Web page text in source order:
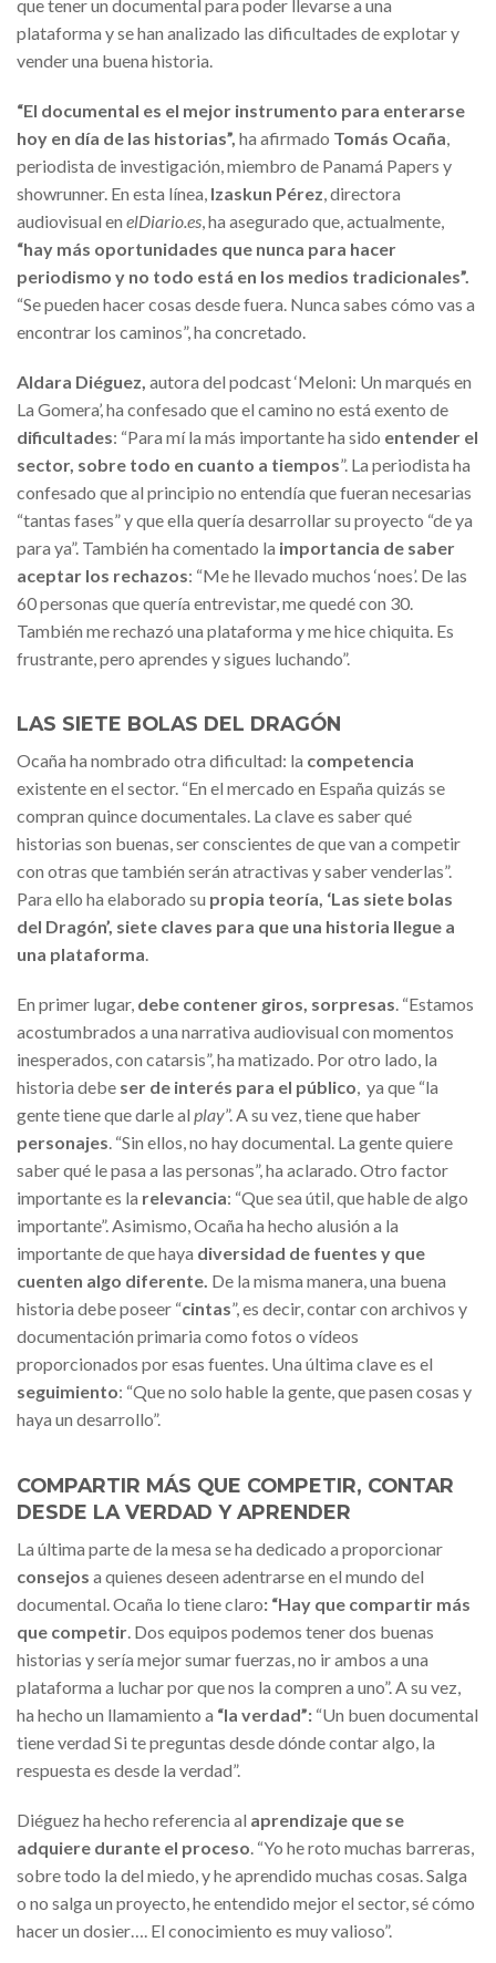
que tener un documental para poder llevarse a una
plataforma y se han analizado las dificultades de explotar y
vender una buena historia.
“El documental es el mejor instrumento para enterarse
hoy en día de las historias”, ha afirmado Tomás Ocaña,
periodista de investigación, miembro de Panamá Papers y
showrunner. En esta línea, Izaskun Pérez, directora
audiovisual en elDiario.es, ha asegurado que, actualmente,
“hay más oportunidades que nunca para hacer
periodismo y no todo está en los medios tradicionales”.
“Se pueden hacer cosas desde fuera. Nunca sabes cómo vas a
encontrar los caminos”, ha concretado.
Aldara Diéguez, autora del podcast ‘Meloni: Un marqués en
La Gomera’, ha confesado que el camino no está exento de
dificultades: “Para mí la más importante ha sido entender el
sector, sobre todo en cuanto a tiempos”. La periodista ha
confesado que al principio no entendía que fueran necesarias
“tantas fases” y que ella quería desarrollar su proyecto “de ya
para ya”. También ha comentado la importancia de saber
aceptar los rechazos: “Me he llevado muchos ‘noes’. De las
60 personas que quería entrevistar, me quedé con 30.
También me rechazó una plataforma y me hice chiquita. Es
frustrante, pero aprendes y sigues luchando”.
LAS SIETE BOLAS DEL DRAGÓN
Ocaña ha nombrado otra dificultad: la competencia
existente en el sector. “En el mercado en España quizás se
compran quince documentales. La clave es saber qué
historias son buenas, ser conscientes de que van a competir
con otras que también serán atractivas y saber venderlas”.
Para ello ha elaborado su propia teoría, ‘Las siete bolas
del Dragón’, siete claves para que una historia llegue a
una plataforma.
En primer lugar, debe contener giros, sorpresas. “Estamos
acostumbrados a una narrativa audiovisual con momentos
inesperados, con catarsis”, ha matizado. Por otro lado, la
historia debe ser de interés para el público, ya que “la
gente tiene que darle al play”. A su vez, tiene que haber
personajes. “Sin ellos, no hay documental. La gente quiere
saber qué le pasa a las personas”, ha aclarado. Otro factor
importante es la relevancia: “Que sea útil, que hable de algo
importante”. Asimismo, Ocaña ha hecho alusión a la
importante de que haya diversidad de fuentes y que
cuenten algo diferente. De la misma manera, una buena
historia debe poseer “cintas”, es decir, contar con archivos y
documentación primaria como fotos o vídeos
proporcionados por esas fuentes. Una última clave es el
seguimiento: “Que no solo hable la gente, que pasen cosas y
haya un desarrollo”.
COMPARTIR MÁS QUE COMPETIR, CONTAR
DESDE LA VERDAD Y APRENDER
La última parte de la mesa se ha dedicado a proporcionar
consejos a quienes deseen adentrarse en el mundo del
documental. Ocaña lo tiene claro: “Hay que compartir más
que competir . Dos equipos podemos tener dos buenas
historias y sería mejor sumar fuerzas, no ir ambos a una
plataforma a luchar por que nos la compren a uno”. A su vez,
ha hecho un llamamiento a “la verdad”: “Un buen documental
tiene verdad Si te preguntas desde dónde contar algo, la
respuesta es desde la verdad”.
Diéguez ha hecho referencia al aprendizaje que se
adquiere durante el proceso . “Yo he roto muchas barreras,
sobre todo la del miedo, y he aprendido muchas cosas. Salga
o no salga un proyecto, he entendido mejor el sector, sé cómo
hacer un dosier…. El conocimiento es muy valioso”.